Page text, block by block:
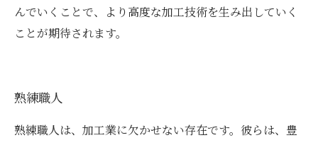
んでいくことで、より高度な加工技術を生み出していく
ことが期待されます。
熟練職人
熟練職人は、加工業に欠かせない存在です。彼らは、豊